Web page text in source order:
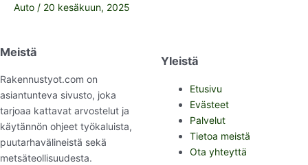
Auto / 20 kesäkuun, 2025
Meistä
Rakennustyot.com on
asiantunteva sivusto, joka
tarjoaa kattavat arvostelut ja
käytännön ohjeet työkaluista,
puutarhavälineistä sekä
metsäteollisuudesta.
Yleistä
Etusivu
Evästeet
Palvelut
Tietoa meistä
Ota yhteyttä